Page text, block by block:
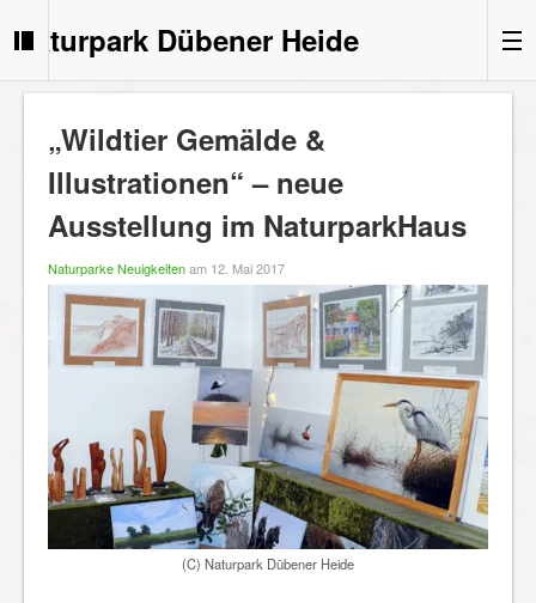
Naturpark Dübener Heide
„Wildtier Gemälde &
Illustrationen“ – neue
Ausstellung im NaturparkHaus
Naturparke Neuigkeitenam 12. Mai 2017
(C) Naturpark Dübener Heide